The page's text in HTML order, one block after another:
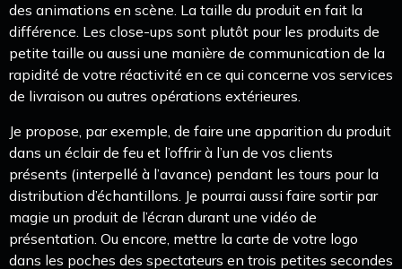
des animations en scène. La taille du produit en fait la
différence. Les close-ups sont plutôt pour les produits de
petite taille ou aussi une manière de communication de la
rapidité de votre réactivité en ce qui concerne vos services
de livraison ou autres opérations extérieures.
Je propose, par exemple, de faire une apparition du produit
dans un éclair de feu et l’offrir à l’un de vos clients
présents (interpellé à l’avance) pendant les tours pour la
distribution d’échantillons. Je pourrai aussi faire sortir par
magie un produit de l’écran durant une vidéo de
présentation. Ou encore, mettre la carte de votre logo
dans les poches des spectateurs en trois petites secondes